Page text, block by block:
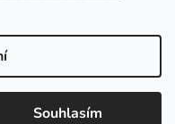
Souhlasím